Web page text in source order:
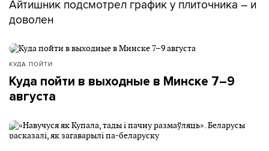
Айтишник подсмотрел график у плиточника – и
доволен
КУДА ПОЙТИ
Куда пойти в выходные в Минске 7–9
августа